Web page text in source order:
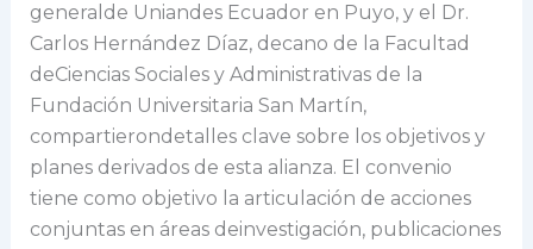
generalde Uniandes Ecuador en Puyo, y el Dr.
Carlos Hernández Díaz, decano de la Facultad
deCiencias Sociales y Administrativas de la
Fundación Universitaria San Martín,
compartierondetalles clave sobre los objetivos y
planes derivados de esta alianza. El convenio
tiene como objetivo la articulación de acciones
conjuntas en áreas deinvestigación, publicaciones